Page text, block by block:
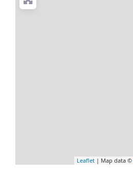
Leaflet | Map data ©